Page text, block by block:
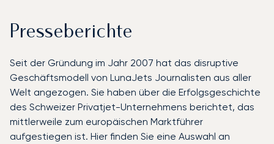
Presseberichte
Seit der Gründung im Jahr 2007 hat das disruptive
Geschäftsmodell von LunaJets Journalisten aus aller
Welt angezogen. Sie haben über die Erfolgsgeschichte
des Schweizer Privatjet-Unternehmens berichtet, das
mittlerweile zum europäischen Marktführer
aufgestiegen ist. Hier finden Sie eine Auswahl an